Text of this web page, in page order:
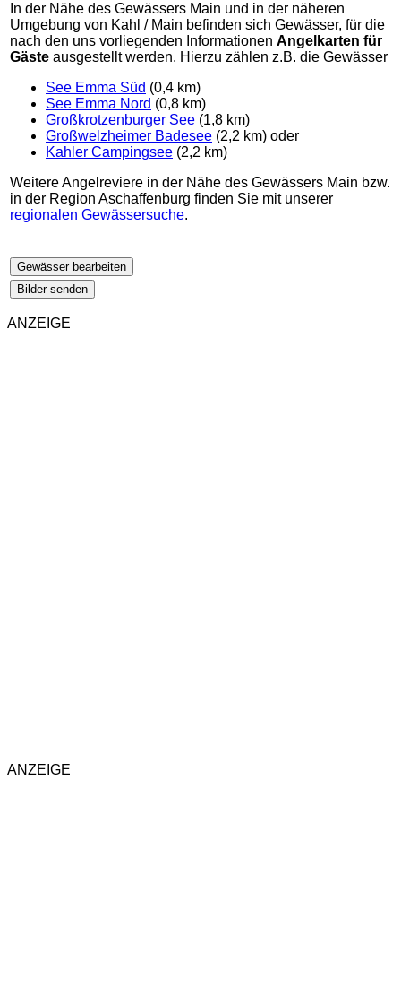
In der Nähe des Gewässers Main und in der näheren
Umgebung von Kahl / Main befinden sich Gewässer, für die
nach den uns vorliegenden Informationen Angelkarten für
Gäste ausgestellt werden. Hierzu zählen z.B. die Gewässer
See Emma Süd (0,4 km)
See Emma Nord (0,8 km)
Großkrotzenburger See (1,8 km)
Großwelzheimer Badesee (2,2 km) oder
Kahler Campingsee (2,2 km)
Weitere Angelreviere in der Nähe des Gewässers Main bzw.
in der Region Aschaffenburg finden Sie mit unserer
regionalen Gewässersuche.
Gewässer bearbeiten
Bilder senden
ANZEIGE
ANZEIGE